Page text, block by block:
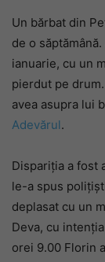
Un bărbat din
de o
ianuarie, cu un
pierdut pe
avea asupra lui
Adevărul.
Dispariţia a fost
le-a spus
deplasat cu un
Deva, cu
orei 9.00 Florin